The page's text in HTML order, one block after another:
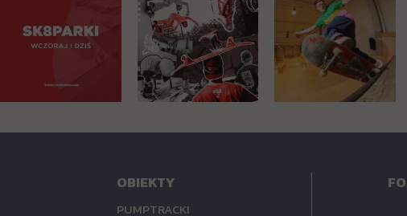
OBIEKTY
PUMPTRACKI